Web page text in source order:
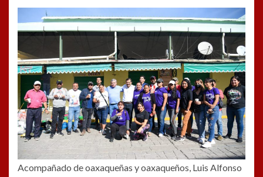
Acompañado de oaxaqueñas y oaxaqueños, Luis Alfonso